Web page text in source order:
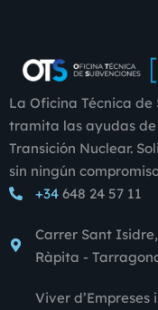
La Oficina Técnica de
tramita las ayudas de
Transición Nuclear.
sin ningún
+34648 24 57 11
Carrer Sant
Ràpita -
Viver d’Empreses